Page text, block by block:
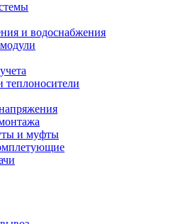
и водоснабжения
теплоносители
и муфты